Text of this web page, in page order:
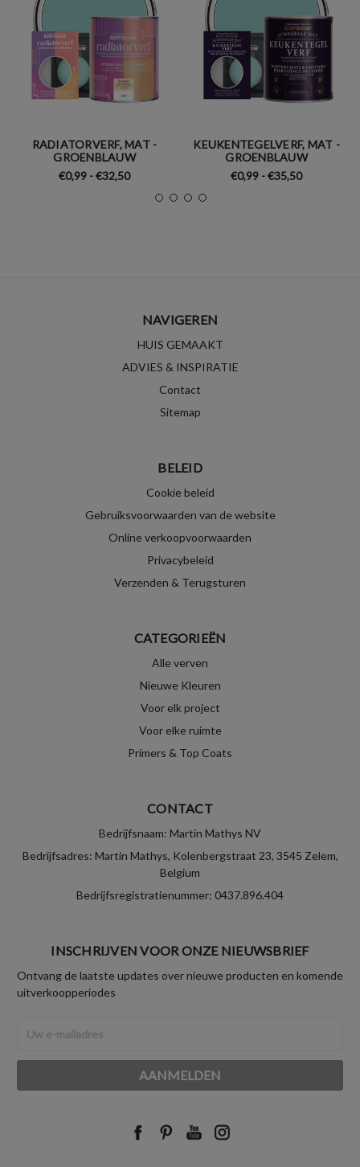
RADIATORVERF, MAT -
GROENBLAUW
€0,99 - €32,50
KEUKENTEGELVERF, MAT -
GROENBLAUW
€0,99 - €35,50
NAVIGEREN
HUIS GEMAAKT
ADVIES & INSPIRATIE
Contact
Sitemap
BELEID
Cookie beleid
Gebruiksvoorwaarden van de website
Online verkoopvoorwaarden
Privacybeleid
Verzenden & Terugsturen
CATEGORIEËN
Alle verven
Nieuwe Kleuren
Voor elk project
Voor elke ruimte
Primers & Top Coats
CONTACT
Bedrijfsnaam: Martin Mathys NV
Bedrijfsadres: Martin Mathys, Kolenbergstraat 23, 3545 Zelem,
Belgium
Bedrijfsregistratienummer: 0437.896.404
INSCHRIJVEN VOOR ONZE NIEUWSBRIEF
Ontvang de laatste updates over nieuwe producten en komende
uitverkoopperiodes
mailadres